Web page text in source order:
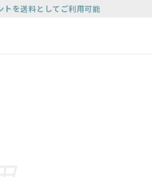
を送料としてご利用可能